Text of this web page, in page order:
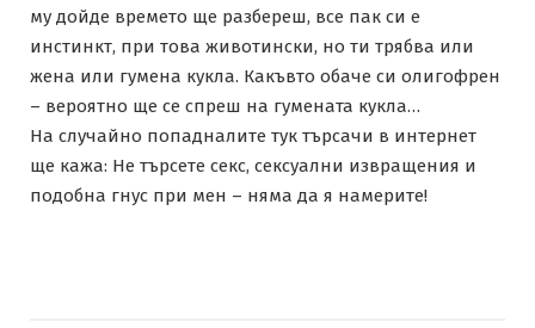
му дойде времето ще разбереш, все пак си е
инстинкт, при това животински, но ти трябва или
жена или гумена кукла. Какъвто обаче си олигофрен
– вероятно ще се спреш на гумената кукла…
На случайно попадналите тук търсачи в интернет
ще кажа: Не търсете секс, сексуални извращения и
подобна гнус при мен – няма да я намерите!